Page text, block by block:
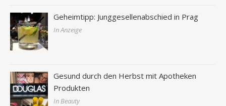
Geheimtipp: Junggesellenabschied in Prag
In Anzeige
Gesund durch den Herbst mit Apotheken
Produkten
In Beauty